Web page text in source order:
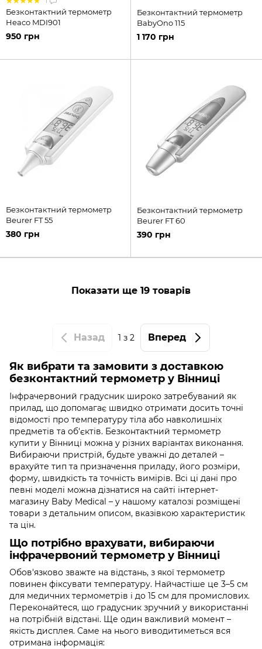
Безконтактний термометр
Heaco MDI901
950 грн
Безконтактний термометр
BabyOno 115
1 170 грн
Безконтактний термометр
Beurer FT 55
380 грн
Безконтактний термометр
Beurer FT 60
390 грн
Показати ще 19 товарів
Назад 1 з 2 Вперед
Як вибрати та замовити з доставкою
безконтактний термометр у Вінниці
Інфрачервоний градусник широко затребуваний як
прилад, що допомагає швидко отримати досить точні
відомості про температуру тіла або навколишніх
предметів та об'єктів. Безконтактний термометр
купити у Вінниці можна у різних варіантах виконання.
Вибираючи пристрій, будьте уважні до деталей –
врахуйте тип та призначення приладу, його розміри,
форму, швидкість та точність вимірів. Всі ці дані про
певні моделі можна дізнатися на сайті інтернет-
магазину Baby Medical – у нашому каталозі розміщені
товари з детальним описом, вказівкою характеристик
та цін.
Що потрібно врахувати, вибираючи
інфрачервоний термометр у Вінниці
Обов'язково зважте на відстань, з якої термометр
повинен фіксувати температуру. Найчастіше це 3–5 см
для медичних термометрів і до 15 см для промислових.
Переконайтеся, що градусник зручний у використанні
на потрібній відстані. Ще один важливий момент –
якість дисплея. Саме на нього виводитиметься вся
отримана інформація: